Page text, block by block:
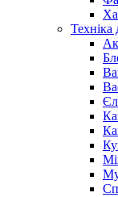
Техніка